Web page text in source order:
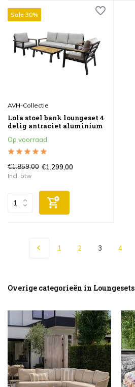
Sale 30%
AVH-Collectie
Lola stoel bank loungeset 4
delig antraciet aluminium
Op voorraad
€1.859,00 €1.299,00
Incl. btw
1 2 3 4
Overige categorieën in Loungesets